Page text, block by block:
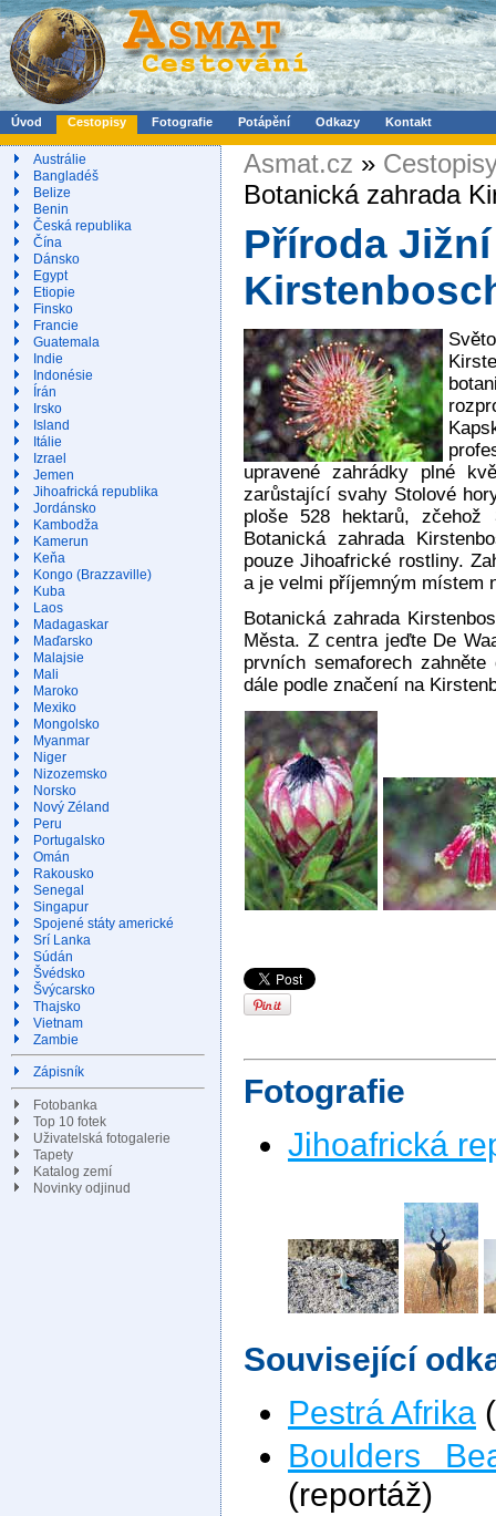
Úvod Cestopisy Fotografie Potápění Odkazy Kontakt
Austrálie
Bangladéš
Belize
Benin
Česká republika
Čína
Dánsko
Egypt
Etiopie
Finsko
Francie
Guatemala
Indie
Indonésie
Írán
Irsko
Island
Itálie
Izrael
Jemen
Jihoafrická republika
Jordánsko
Kambodža
Kamerun
Keňa
Kongo (Brazzaville)
Kuba
Laos
Madagaskar
Maďarsko
Malajsie
Mali
Maroko
Mexiko
Mongolsko
Myanmar
Niger
Nizozemsko
Norsko
Nový Zéland
Peru
Portugalsko
Omán
Rakousko
Senegal
Singapur
Spojené státy americké
Srí Lanka
Súdán
Švédsko
Švýcarsko
Thajsko
Vietnam
Zambie
Zápisník
Fotobanka
Top 10 fotek
Uživatelská fotogalerie
Tapety
Katalog zemí
Novinky odjinud
Asmat.cz »
Botanická zahrada
Příroda
upravené zahrádky plné
zarůstající svahy Stolové
ploše 528 hektarů, zčehož
Botanická zahrada
pouze Jihoafrické rostliny.
a je velmi příjemným místem
Botanická zahrada
Města. Z centra jeďte De
prvních semaforech
dále podle značení na
Fotografie
Jihoafrická
Související
Pestrá Afrika
Boulders
(reportáž)